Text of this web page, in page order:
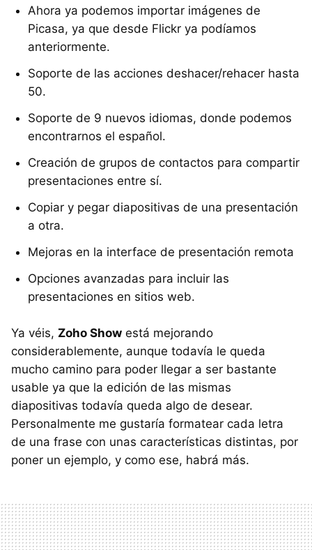
Ahora ya podemos importar imágenes de
Picasa, ya que desde Flickr ya podíamos
anteriormente.
Soporte de las acciones deshacer/rehacer hasta
50.
Soporte de 9 nuevos idiomas, donde podemos
encontrarnos el español.
Creación de grupos de contactos para compartir
presentaciones entre sí.
Copiar y pegar diapositivas de una presentación
a otra.
Mejoras en la interface de presentación remota
Opciones avanzadas para incluir las
presentaciones en sitios web.
Ya véis, Zoho Show está mejorando
considerablemente, aunque todavía le queda
mucho camino para poder llegar a ser bastante
usable ya que la edición de las mismas
diapositivas todavía queda algo de desear.
Personalmente me gustaría formatear cada letra
de una frase con unas características distintas, por
poner un ejemplo, y como ese, habrá más.